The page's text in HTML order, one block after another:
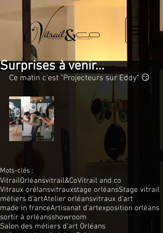
Surprises à venir...
Ce matin c'est "Projecteurs sur Eddy" 😏
Mots-clés :
VitrailOrléansvitrail&CoVitrail and co
Vitraux orélansvitrauxstage orléansStage vitrail
métiers d'artAtelier orléansvitraux d'art
made in franceArtisanat d'artexposition orléans
sortir à orléansshowroom
Salon des métiers d'art Orléans